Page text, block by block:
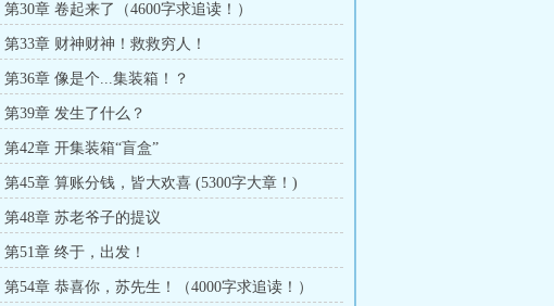
第30章 卷起来了（4600字求追读！）
第33章 财神财神！救救穷人！
第36章 像是个...集装箱！？
第39章 发生了什么？
第42章 开集装箱“盲盒”
第45章 算账分钱，皆大欢喜 (5300字大章！)
第48章 苏老爷子的提议
第51章 终于，出发！
第54章 恭喜你，苏先生！（4000字求追读！）